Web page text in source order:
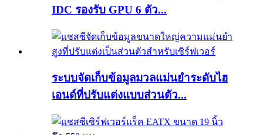
IDC รองรับ GPU 6 ตัว...
ระบบจัดเก็บข้อมูลมวลแม่นยำระดับไฮ
เอนด์ที่ปรับแต่งแบบส่วนตัว...